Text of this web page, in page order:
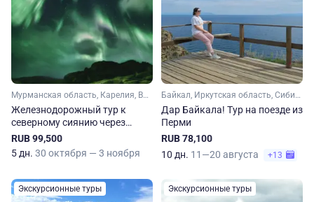
Мурманская область, Карелия, Вологодская область, Кольский полуостров, Арктика
Железнодорожный тур к
северному сиянию через
Карелию, Мурманск и Вологду
RUB 99,500
5 дн. 30 октября — 3 ноября
Байкал, Иркутская область, Сибирь
Дар Байкала! Тур на поезде из
Перми
RUB 78,100
10 дн. 11—20 августа +13
Экскурсионные туры Экскурсионные туры